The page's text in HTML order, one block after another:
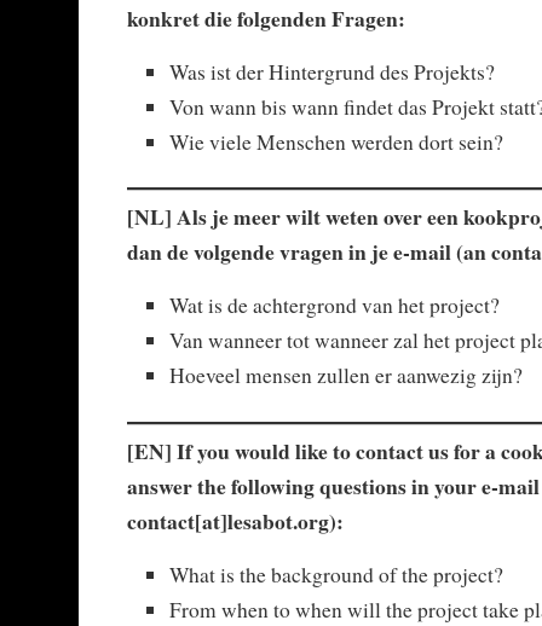
konkret die folgenden Fragen:
Was ist der Hintergrund des Projekts?
Von wann bis wann findet das Projekt
Wie viele Menschen werden dort sein?
[NL] Als je meer wilt weten over een
dan de volgende vragen in je e-mail (an
Wat is de achtergrond van het project?
Van wanneer tot wanneer zal het project
Hoeveel mensen zullen er aanwezig zijn?
[EN] If you would like to contact us for a
answer the following questions in your e-
contact[at]lesabot.org):
What is the background of the project?
From when to when will the project take